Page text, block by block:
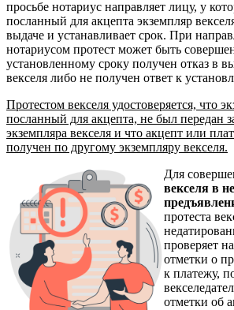
просьбе нотариус направляет лицу, у
посланный для акцепта экземпляр
выдаче и устанавливает срок. При
нотариусом протест может быть
установленному сроку получен отказ в
векселя либо не получен ответ к
Протестом векселя удостоверяется, что
посланный для акцепта, не был передан
экземпляра векселя и что акцепт или
получен по другому экземпляру векселя.
Для
векселя в
протеста
проверяет
отметки о
к платежу,
отметки об